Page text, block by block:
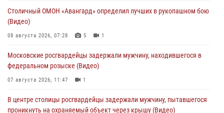
Столичный ОМОН «Авангард» определил лучших в рукопашном бою
(Видео)
08 августа 2026, 07:28 5 1
Московские росгвардейцы задержали мужчину, находившегося в
федеральном розыске (Видео)
07 августа 2026, 11:47 1
В центре столицы росгвардейцы задержали мужчину, пытавшегося
проникнуть на охраняемый объект через крышу (Видео)